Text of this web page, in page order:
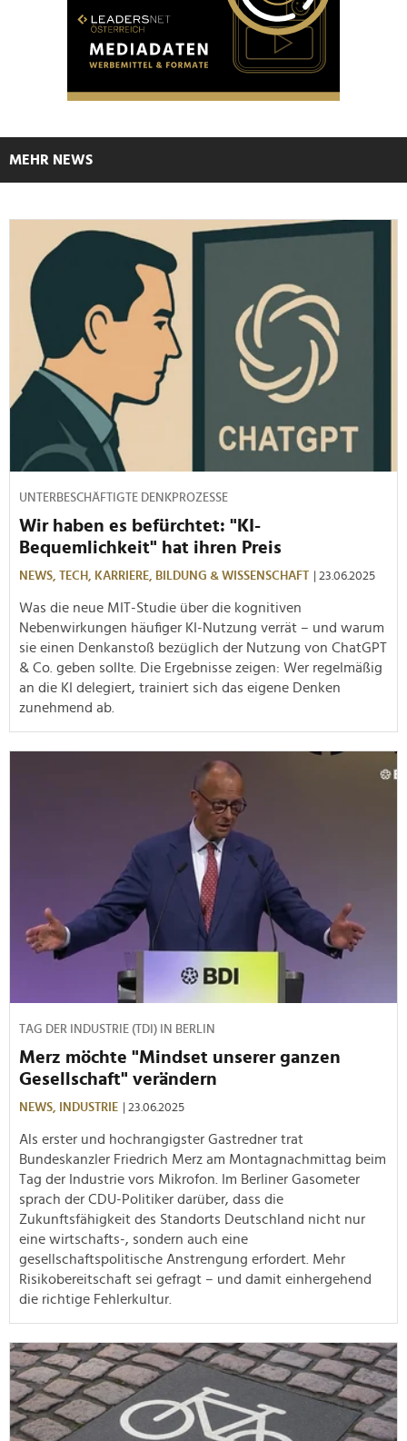
MEHR NEWS
UNTERBESCHÄFTIGTE DENKPROZESSE
Wir haben es befürchtet: "KI-
Bequemlichkeit" hat ihren Preis
NEWS, TECH, KARRIERE, BILDUNG & WISSENSCHAFT | 23.06.2025
Was die neue MIT-Studie über die kognitiven
Nebenwirkungen häufiger KI-Nutzung verrät – und warum
sie einen Denkanstoß bezüglich der Nutzung von ChatGPT
& Co. geben sollte. Die Ergebnisse zeigen: Wer regelmäßig
an die KI delegiert, trainiert sich das eigene Denken
zunehmend ab.
TAG DER INDUSTRIE (TDI) IN BERLIN
Merz möchte "Mindset unserer ganzen
Gesellschaft" verändern
NEWS, INDUSTRIE | 23.06.2025
Als erster und hochrangigster Gastredner trat
Bundeskanzler Friedrich Merz am Montagnachmittag beim
Tag der Industrie vors Mikrofon. Im Berliner Gasometer
sprach der CDU-Politiker darüber, dass die
Zukunftsfähigkeit des Standorts Deutschland nicht nur
eine wirtschafts-, sondern auch eine
gesellschaftspolitische Anstrengung erfordert. Mehr
Risikobereitschaft sei gefragt – und damit einhergehend
die richtige Fehlerkultur.